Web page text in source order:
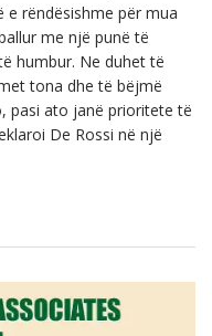
e rëndësishme për mua
me një punë të
humbur. Ne duhet të
tona dhe të bëjmë
pasi ato janë prioritete të
De Rossi në një